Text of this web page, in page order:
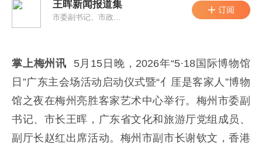
王晖新闻报道集
市委副书记、市政府党组书记、市长
掌上梅州讯 5月15日晚，2026年“5·18国际博物馆
日”广东主会场活动启动仪式暨“亻厓是客家人”博物
馆之夜在梅州亮胜客家艺术中心举行。梅州市委副
书记、市长王晖，广东省文化和旅游厅党组成员、
副厅长赵红出席活动。梅州市副市长谢钦文，香港